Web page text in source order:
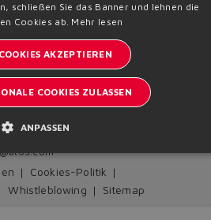
Atos
Piana, 57 21018 Sesto Calende - VA
Cookies-Politik
Whistleblowing Sitemap
SPANISH
schließen Sie das Banner und lehnen die
Cookies ab. Mehr lesen
AKZEPTIEREN
COOKIES ZULASSEN
ANPASSEN